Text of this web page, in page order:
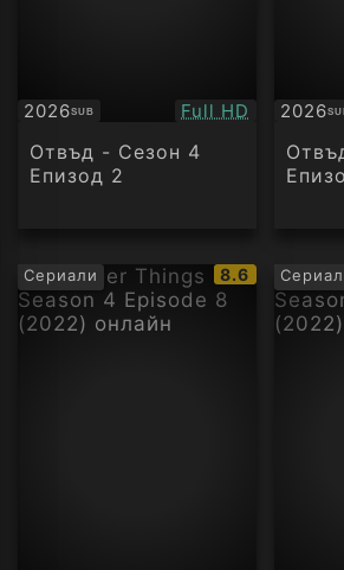
2026SUB
Субтитри Качество:
Full HD
Отвъд - Сезон 4
Епизод 2
2026
Сериали
IMDb
рейтинг:
8.6